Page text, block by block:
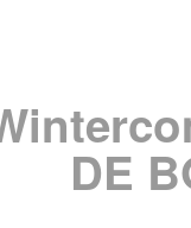
DE